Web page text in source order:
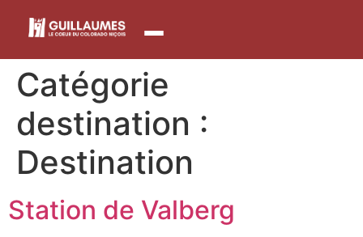
principal
Catégorie
destination :
Destination
Station de Valberg